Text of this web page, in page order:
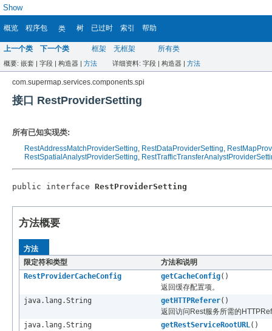
Show
概览 程序包 类 树 已过时 索引 帮助
上一个类 下一个类 框架 无框架 所有类
概要: 嵌套 | 字段 | 构造器 | 方法 详细资料: 字段 | 构造器 | 方法
com.supermap.services.components.spi
接口 RestProviderSetting
所有已知实现类:
RestAddressMatchProviderSetting, RestDataProviderSetting,
RestSpatialAnalystProviderSetting,
public interface RestProviderSetting
方法概要
方法
限定符和类型
方法和说明
RestProviderCacheConfig
getCacheConfig()
返回缓存配置项。
java.lang.String
getHTTPReferer()
返回访问Rest服务所需的
java.lang.String
getRestServiceRootURL()